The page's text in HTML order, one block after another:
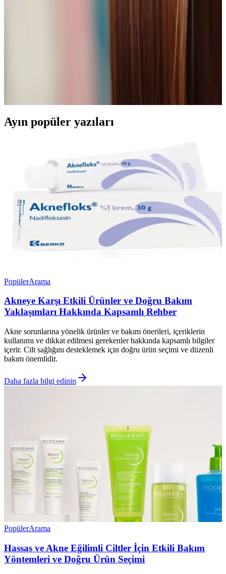
3500 watt gücündeki profesyonel saç kurutma makineleri, hızlı ve
seçenekleriyle profesyonel ve kişisel kullanım için ideal.
Isı Hasarının Saç Üzerindeki Etkileri ve Güvenli Saç
Kurutma Sıcaklıkları Hakkında Bilimsel İnceleme
bağlı değişkenler bilimsel araştırmalarla incelenmiştir. Isı koruyucu
Ayın popüler yazıları
PopülerArama
Akneye Karşı Etkili Ürünler ve Doğru Bakım
Yaklaşımları Hakkında Kapsamlı Rehber
Akne sorunlarına yönelik ürünler ve bakım önerileri, içeriklerin
kullanımı ve dikkat edilmesi gerekenler hakkında kapsamlı bilgiler
içerir. Cilt sağlığını desteklemek için doğru ürün seçimi ve düzenli
bakım önemlidir.
Daha fazla bilgi edinin
PopülerArama
Hassas ve Akne Eğilimli Ciltler İçin Etkili Bakım
Yöntemleri ve Doğru Ürün Seçimi